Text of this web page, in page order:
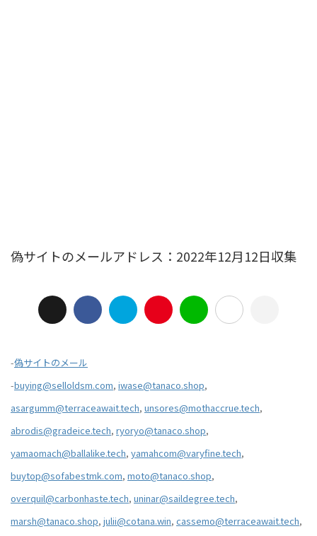
偽サイトのメールアドレス：2022年12月12日収集
-偽サイトのメール
-buying@selloldsm.com, iwase@tanaco.shop,
asargumm@terraceawait.tech, unsores@mothaccrue.tech,
abrodis@gradeice.tech, ryoryo@tanaco.shop,
yamaomach@ballalike.tech, yamahcom@varyfine.tech,
buytop@sofabestmk.com, moto@tanaco.shop,
overquil@carbonhaste.tech, uninar@saildegree.tech,
marsh@tanaco.shop, julii@cotana.win, cassemo@terraceawait.tech,